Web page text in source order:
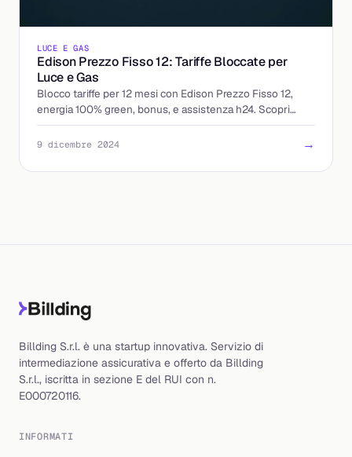
LUCE E GAS
Edison Prezzo Fisso 12: Tariffe Bloccate per
Luce e Gas
Blocco tariffe per 12 mesi con Edison Prezzo Fisso 12,
energia 100% green, bonus, e assistenza h24. Scopri
come risparmiare su luce e gas!
9 dicembre 2024 →
Billding S.r.l. è una startup innovativa. Servizio di
intermediazione assicurativa e offerto da Billding
S.r.l., iscritta in sezione E del RUI con n.
E000720116.
INFORMATI